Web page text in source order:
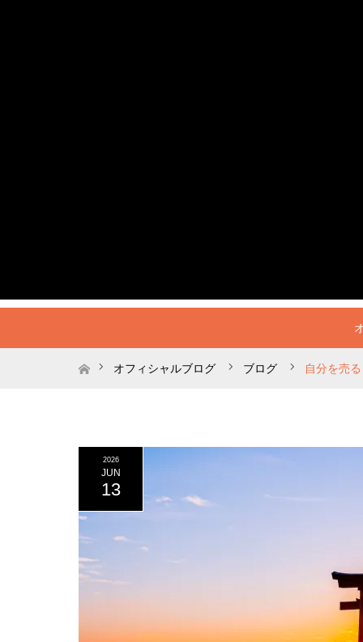
ホームオフィシャルブログ ブログ 自分を売
2026
JUN
13